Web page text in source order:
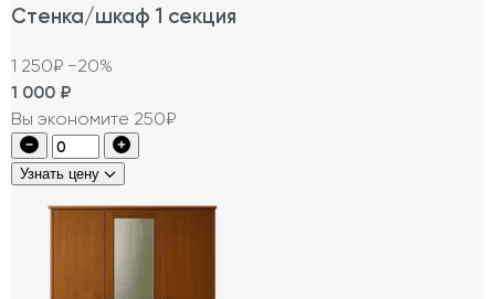
Стенка/шкаф 1 секция
1 250₽ −20%
1 000 ₽
Вы экономите 250₽
Узнать цену